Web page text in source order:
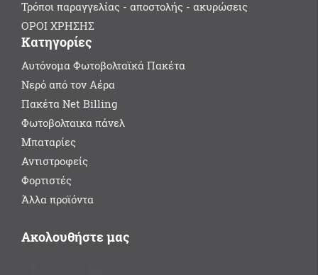
Τρόποι παραγγελίας - αποστολής - ακυρώσεις
ΟΡΟΙ ΧΡΗΣΗΣ
Κατηγορίες
Αυτόνομα Φωτοβολταϊκά Πακέτα
Νερό από τον Αέρα
Πακέτα Net Billing
Φωτοβολταικα πάνελ
Μπαταρίες
Αντιστροφείς
Φορτιστές
Άλλα προϊόντα
Ακολουθήστε μας